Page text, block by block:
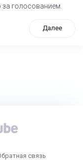
голосованием.
Далее
связь